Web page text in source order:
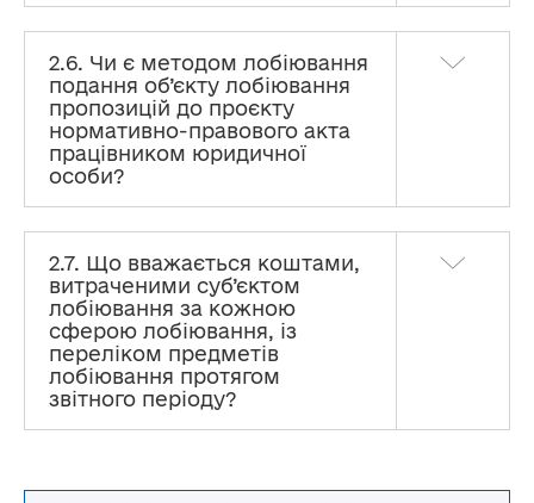
2.6. Чи є методом лобіювання
подання об’єкту лобіювання
пропозицій до проєкту
нормативно-правового акта
працівником юридичної
особи?
2.7. Що вважається коштами,
витраченими суб’єктом
лобіювання за кожною
сферою лобіювання, із
переліком предметів
лобіювання протягом
звітного періоду?